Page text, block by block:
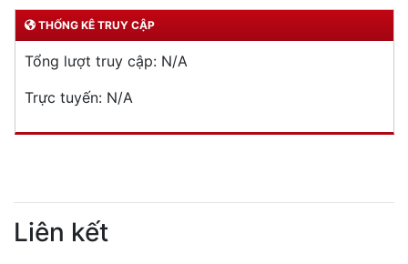
THỐNG KÊ TRUY CẬP
Tổng lượt truy cập: N/A
Trực tuyến: N/A
Liên kết